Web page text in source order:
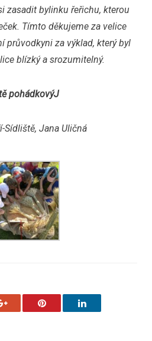
zasadit bylinku řeřichu, kterou
Tímto děkujeme za velice
průvodkyni za výklad, který byl
blízký a srozumitelný.
pohádkovýJ
Sídliště, Jana Uličná
Google+ Pinterest LinkedIn